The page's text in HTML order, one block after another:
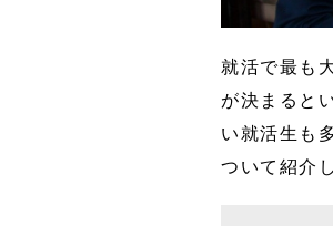
就活で最も
が決まると
い就活生も
ついて紹介